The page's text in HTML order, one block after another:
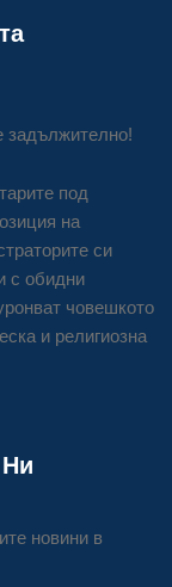
задължително!
под
на
си
с обидни
човешкото
и религиозна
новини в